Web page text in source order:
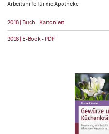
Arbeitshilfe für die Apotheke
2018 | Buch - Kartoniert
2018 | E-Book - PDF